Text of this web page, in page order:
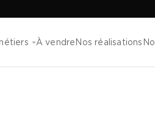
À vendre Nos réalisations